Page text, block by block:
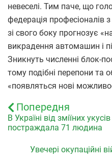
невеселі. Тим паче, що
федерація професіоналів
зі свого боку прогнозує
викрадення автомашин і
Зникнуть численні блок-
тому подібні перепони та
«появляться нові
Попередня
В Україні від зміїних
постраждала 71 людина
Увечері окупаційні